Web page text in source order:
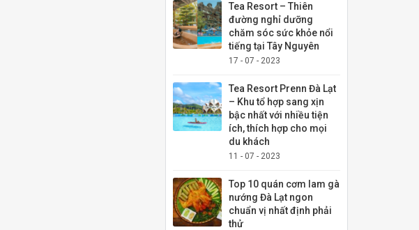
Tea Resort – Thiên
đường nghỉ dưỡng
chăm sóc sức khỏe nổi
tiếng tại Tây Nguyên
17 - 07 - 2023
Tea Resort Prenn Đà Lạt
– Khu tổ hợp sang xịn
bậc nhất với nhiều tiện
ích, thích hợp cho mọi
du khách
11 - 07 - 2023
Top 10 quán cơm lam gà
nướng Đà Lạt ngon
chuẩn vị nhất định phải
thử